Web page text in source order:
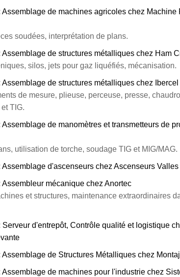
Assemblage de machines agricoles chez Machine
soudées, interprétation de plans.
Assemblage de structures métalliques chez Ham
silos, jets pour gaz liquéfiés, mécanisation.
Assemblage de structures métalliques chez Ibercel
de mesure, plieuse, perceuse, presse,
TIG.
Assemblage de manomètres et transmetteurs de
utilisation de torche, soudage TIG et MIG/MAG.
Assemblage d'ascenseurs chez Ascenseurs Valles
Assembleur mécanique chez Anortec
et structures, maintenance extraordinaires
Serveur d'entrepôt, Contrôle qualité et logistique
Assemblage de Structures Métalliques chez
Assemblage de machines pour l'industrie chez